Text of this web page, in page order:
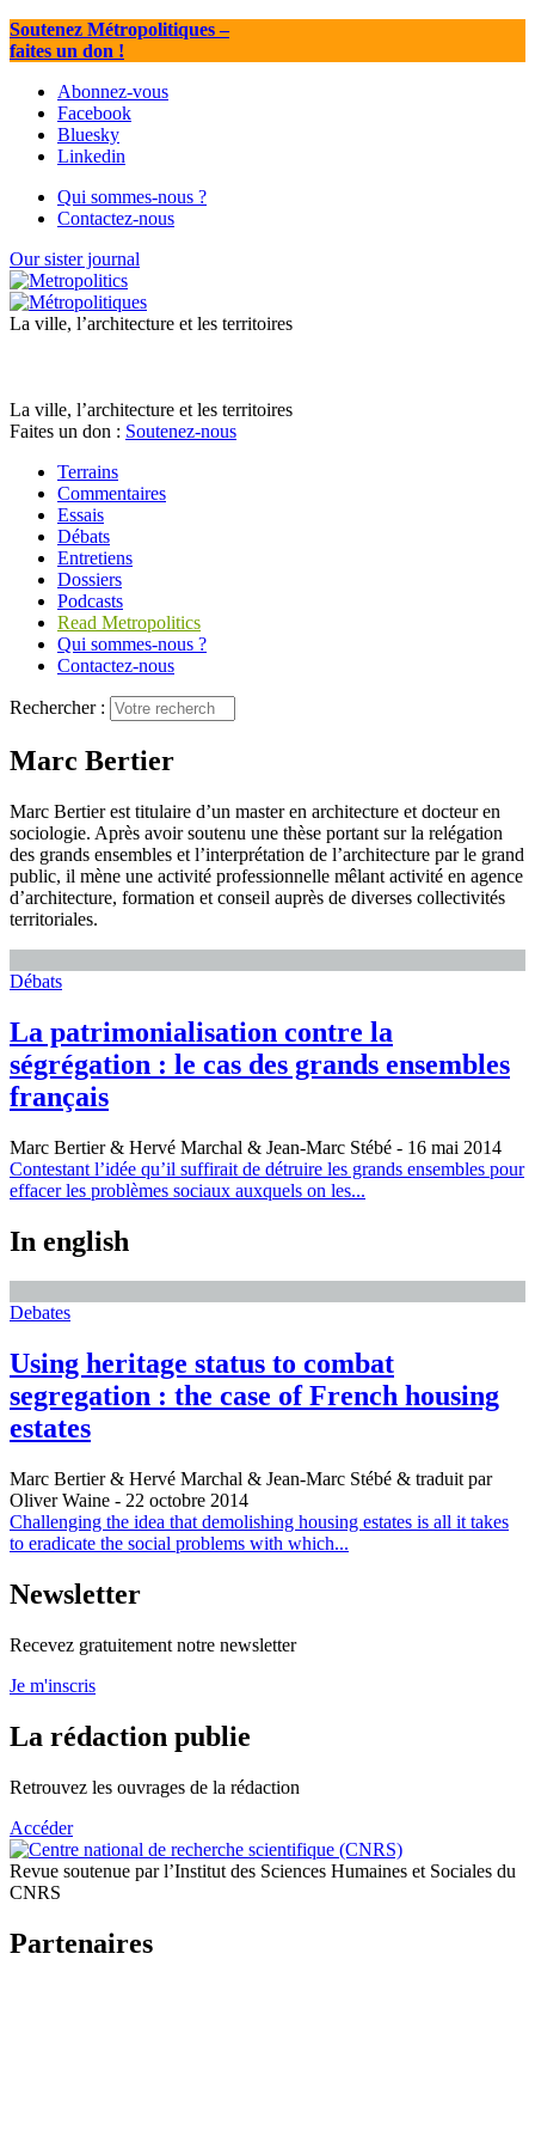
Soutenez Métropolitiques–
faites un don !
Abonnez-vous
Facebook
Bluesky
Linkedin
Qui sommes-nous ?
Contactez-nous
Our sister journal
La ville, l’architecture et les territoires
La ville, l’architecture et les territoires
Faites un don : Soutenez-nous
Terrains
Commentaires
Essais
Débats
Entretiens
Dossiers
Podcasts
Read Metropolitics
Qui sommes-nous ?
Contactez-nous
Rechercher :
Marc Bertier
Marc Bertier est titulaire d’un master en architecture et docteur en
sociologie. Après avoir soutenu une thèse portant sur la relégation
des grands ensembles et l’interprétation de l’architecture par le grand
public, il mène une activité professionnelle mêlant activité en agence
d’architecture, formation et conseil auprès de diverses collectivités
territoriales.
Débats
La patrimonialisation contre la
ségrégation : le cas des grands ensembles
français
Marc Bertier & Hervé Marchal & Jean-Marc Stébé - 16 mai 2014
Contestant l’idée qu’il suffirait de détruire les grands ensembles pour
effacer les problèmes sociaux auxquels on les...
In english
Debates
Using heritage status to combat
segregation : the case of French housing
estates
Marc Bertier & Hervé Marchal & Jean-Marc Stébé & traduit par
Oliver Waine - 22 octobre 2014
Challenging the idea that demolishing housing estates is all it takes
to eradicate the social problems with which...
Newsletter
Recevez gratuitement notre newsletter
Je m'inscris
La rédaction publie
Retrouvez les ouvrages de la rédaction
Accéder
Revue soutenue par l’Institut des Sciences Humaines et Sociales du
CNRS
Partenaires